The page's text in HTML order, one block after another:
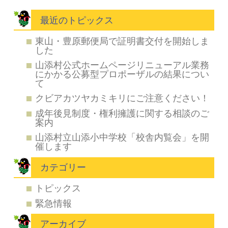
最近のトピックス
東山・豊原郵便局で証明書交付を開始しま
した
山添村公式ホームページリニューアル業務
にかかる公募型プロポーザルの結果につい
て
クビアカツヤカミキリにご注意ください！
成年後見制度・権利擁護に関する相談のご
案内
山添村立山添小中学校「校舎内覧会」を開
催します
カテゴリー
トピックス
緊急情報
アーカイブ